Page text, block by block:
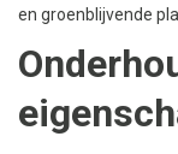
en groenblijvende